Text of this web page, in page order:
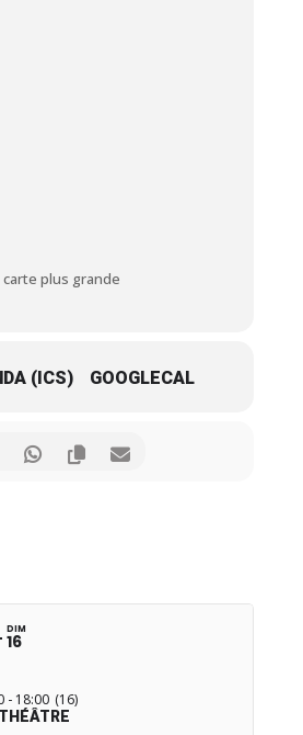
plus grande
(ICS) GOOGLECAL
DIM
16
- 18:00 (16)